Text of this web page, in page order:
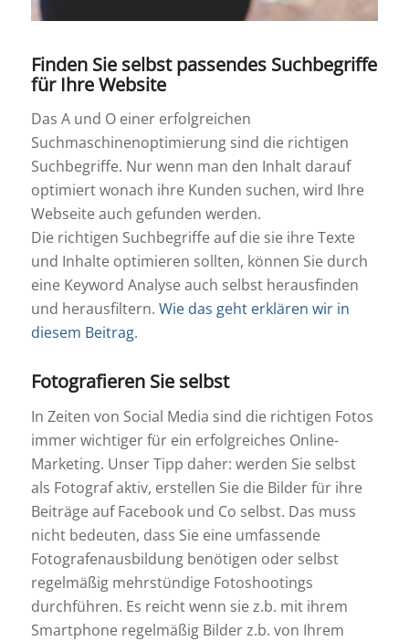
Finden Sie selbst passendes Suchbegriffe
für Ihre Website
Das A und O einer erfolgreichen
Suchmaschinenoptimierung sind die richtigen
Suchbegriffe. Nur wenn man den Inhalt darauf
optimiert wonach ihre Kunden suchen, wird Ihre
Webseite auch gefunden werden.
Die richtigen Suchbegriffe auf die sie ihre Texte
und Inhalte optimieren sollten, können Sie durch
eine Keyword Analyse auch selbst herausfinden
und herausfiltern. Wie das geht erklären wir in
diesem Beitrag.
Fotografieren Sie selbst
In Zeiten von Social Media sind die richtigen Fotos
immer wichtiger für ein erfolgreiches Online-
Marketing. Unser Tipp daher: werden Sie selbst
als Fotograf aktiv, erstellen Sie die Bilder für ihre
Beiträge auf Facebook und Co selbst. Das muss
nicht bedeuten, dass Sie eine umfassende
Fotografenausbildung benötigen oder selbst
regelmäßig mehrstündige Fotoshootings
durchführen. Es reicht wenn sie z.b. mit ihrem
Smartphone regelmäßig Bilder z.b. von Ihrem